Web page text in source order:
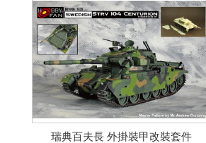
瑞典百夫長 外掛裝甲改裝套件